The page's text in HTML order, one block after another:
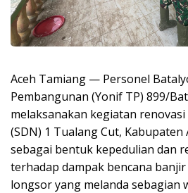
Aceh Tamiang — Personel
Pembangunan (Yonif TP) 899/
melaksanakan kegiatan
(SDN) 1 Tualang Cut, Kabupaten
sebagai bentuk kepedulian dan
terhadap dampak bencana
longsor yang melanda sebagian